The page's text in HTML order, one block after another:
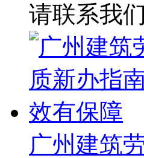
请联系我
广州建筑